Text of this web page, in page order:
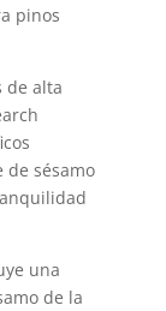
pinos
de alta
de sésamo
una
de la